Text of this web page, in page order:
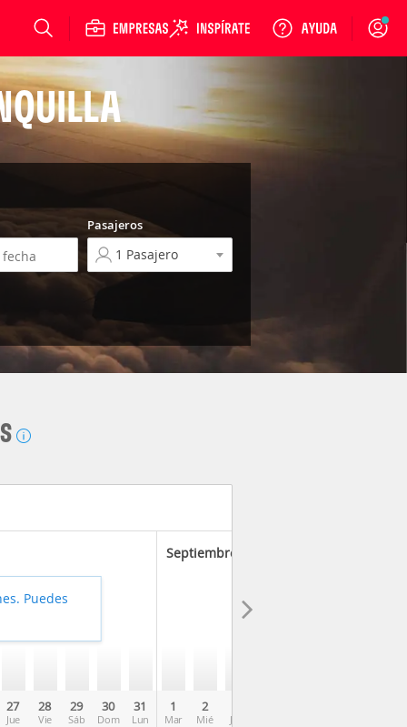
Login
Pasajeros
27
Jue
28
Vie
29
Sáb
30
Dom
31
Lun
Septiembre 2026
1
Mar
2
Mié Jue
Puedes